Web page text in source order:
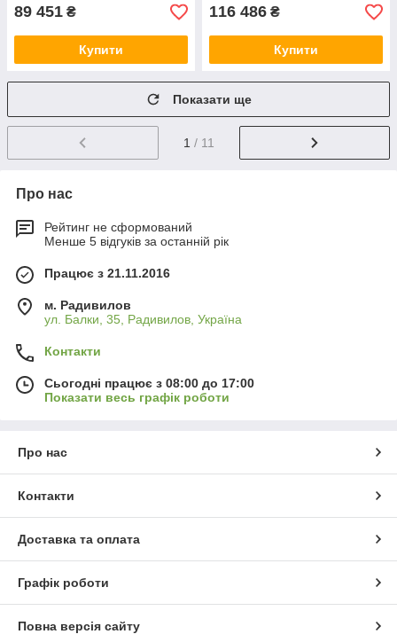
89 451 ₴
Купити
116 486 ₴
Купити
Показати ще
1 / 11
Про нас
Рейтинг не сформований
Менше 5 відгуків за останній рік
Працює з 21.11.2016
м. Радивилов
ул. Балки, 35, Радивилов, Україна
Контакти
Сьогодні працює з 08:00 до 17:00
Показати весь графік роботи
Про нас
Контакти
Доставка та оплата
Графік роботи
Повна версія сайту